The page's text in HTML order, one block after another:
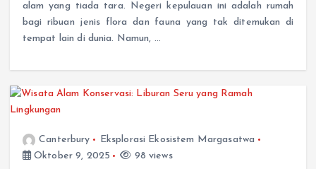
alam yang tiada tara. Negeri kepulauan ini adalah rumah
bagi ribuan jenis flora dan fauna yang tak ditemukan di
tempat lain di dunia. Namun, …
Canterbury
Eksplorasi Ekosistem Margasatwa
Oktober 9, 2025
98 views